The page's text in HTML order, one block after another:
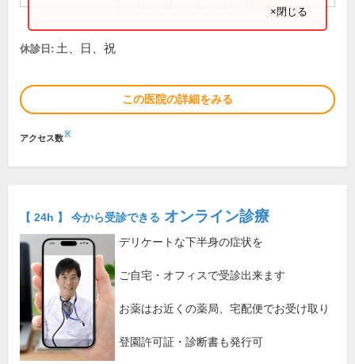
×閉じる
休診日: 土、日、祝
この医院の詳細をみる
アクセス数※
【 24h 】 今から受診できる オンライン診療
デリケートな下半身の症状を
ご自宅・オフィスで受診出来ます
お薬はお近くの薬局、宅配便でお受け取り
登園許可証・診断書も発行可